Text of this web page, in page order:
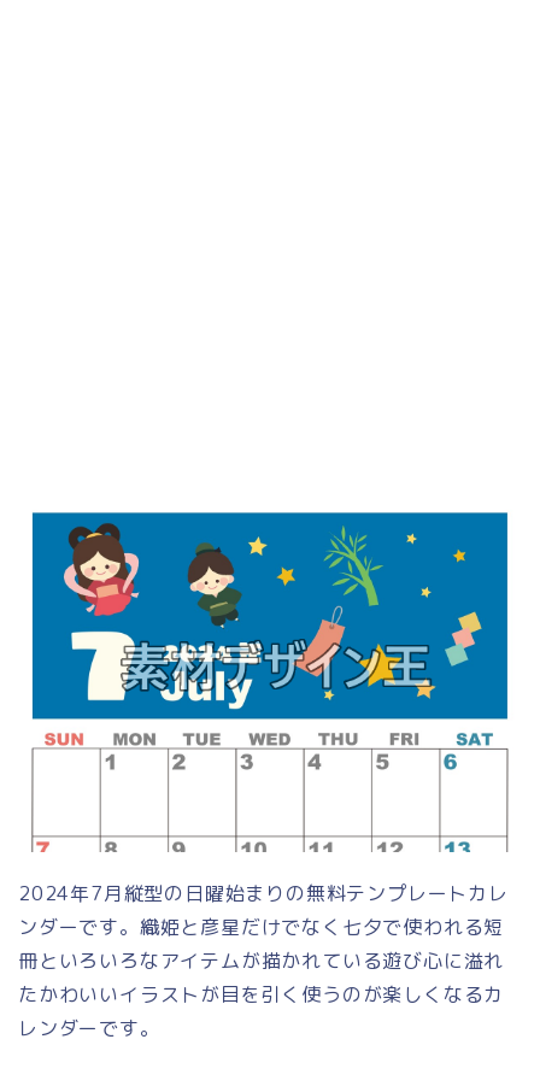
2024年7月縦型の日曜始まりの無料テンプレートカレ
ンダーです。織姫と彦星だけでなく七夕で使われる短
冊といろいろなアイテムが描かれている遊び心に溢れ
たかわいいイラストが目を引く使うのが楽しくなるカ
レンダーです。